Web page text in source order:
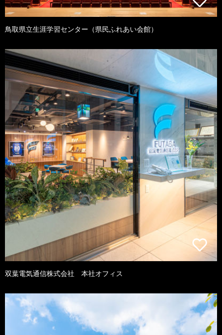
鳥取県立生涯学習センター（県民ふれあい会館）
双葉電気通信株式会社 本社オフィス